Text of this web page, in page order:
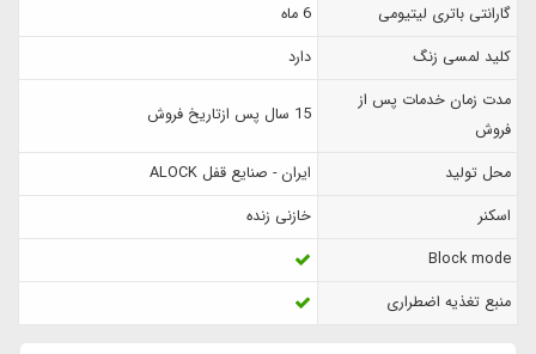
گارانتی باتری لیتیومی
6 ماه
کلید لمسی زنگ
دارد
مدت زمان خدمات پس از
فروش
15 سال پس ازتاریخ فروش
محل تولید
ایران - صنایع قفل ALOCK
اسکنر
خازنی زنده
Block mode
منبع تغذیه اضطراری